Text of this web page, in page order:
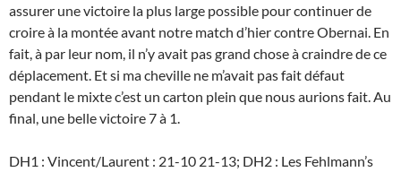
assurer une victoire la plus large possible pour continuer de
croire à la montée avant notre match d’hier contre Obernai. En
fait, à par leur nom, il n’y avait pas grand chose à craindre de ce
déplacement. Et si ma cheville ne m’avait pas fait défaut
pendant le mixte c’est un carton plein que nous aurions fait. Au
final, une belle victoire 7 à 1.
DH1 : Vincent/Laurent : 21-10 21-13; DH2 : Les Fehlmann’s